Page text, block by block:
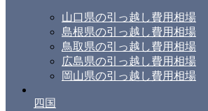
山口県の引っ越し費用相場
島根県の引っ越し費用相場
鳥取県の引っ越し費用相場
広島県の引っ越し費用相場
岡山県の引っ越し費用相場
四国